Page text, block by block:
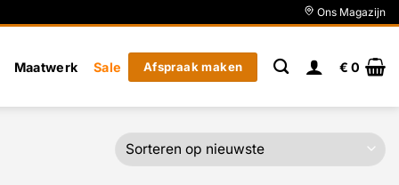
Ons Magazijn
Maatwerk Sale Afspraak maken € 0